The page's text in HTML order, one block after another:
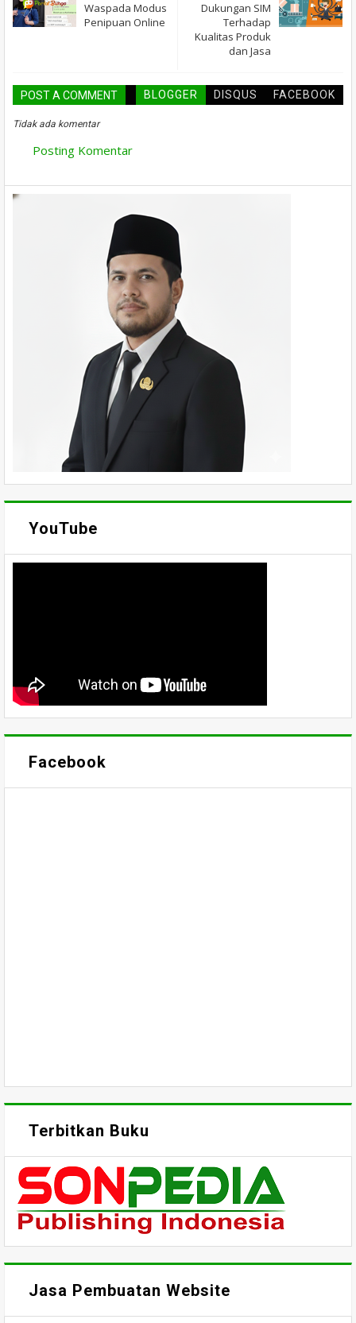
Dukungan SIM
Terhadap
Kualitas Produk
dan Jasa
Waspada Modus
Penipuan Online
POST A COMMENT BLOGGER DISQUS FACEBOOK
Tidak ada komentar
Posting Komentar
YouTube
Facebook
Terbitkan Buku
Jasa Pembuatan Website